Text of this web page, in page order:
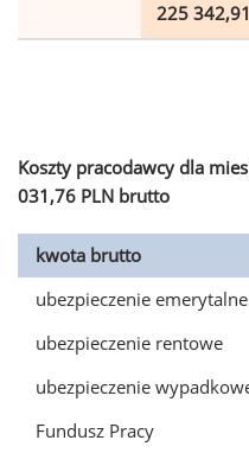
225 342,91
Koszty pracodawcy dla
031,76 PLN brutto
kwota brutto
ubezpieczenie emerytalne
ubezpieczenie rentowe
ubezpieczenie
Fundusz Pracy